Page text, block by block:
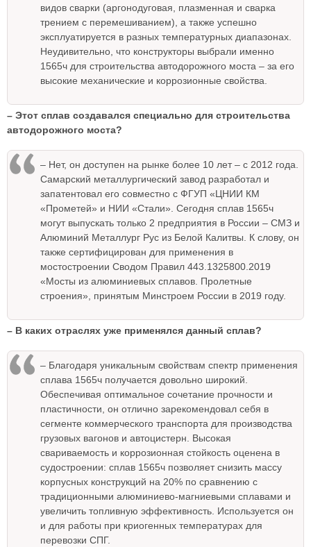
видов сварки (аргонодуговая, плазменная и сварка
трением с перемешиванием), а также успешно
эксплуатируется в разных температурных диапазонах.
Неудивительно, что конструкторы выбрали именно
1565ч для строительства автодорожного моста – за его
высокие механические и коррозионные свойства.
– Этот сплав создавался специально для строительства
автодорожного моста?
– Нет, он доступен на рынке более 10 лет – с 2012 года.
Самарский металлургический завод разработал и
запатентовал его совместно с ФГУП «ЦНИИ КМ
«Прометей» и НИИ «Стали». Сегодня сплав 1565ч
могут выпускать только 2 предприятия в России – СМЗ и
Алюминий Металлург Рус из Белой Калитвы. К слову, он
также сертифицирован для применения в
мостостроении Сводом Правил 443.1325800.2019
«Мосты из алюминиевых сплавов. Пролетные
строения», принятым Минстроем России в 2019 году.
– В каких отраслях уже применялся данный сплав?
– Благодаря уникальным свойствам спектр применения
сплава 1565ч получается довольно широкий.
Обеспечивая оптимальное сочетание прочности и
пластичности, он отлично зарекомендовал себя в
сегменте коммерческого транспорта для производства
грузовых вагонов и автоцистерн. Высокая
свариваемость и коррозионная стойкость оценена в
судостроении: сплав 1565ч позволяет снизить массу
корпусных конструкций на 20% по сравнению с
традиционными алюминиево-магниевыми сплавами и
увеличить топливную эффективность. Используется он
и для работы при криогенных температурах для
перевозки СПГ.